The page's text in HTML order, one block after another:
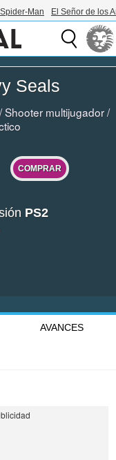
Spider-Man El Señor de los
Seals
/Shooter multijugador/
COMPRAR
PS2
AVANCES